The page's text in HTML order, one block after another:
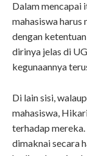
Dalam mencapai
mahasiswa harus
dengan
dirinya jelas di
kegunaannya
Di lain sisi,
mahasiswa,
terhadap
dimaknai secara